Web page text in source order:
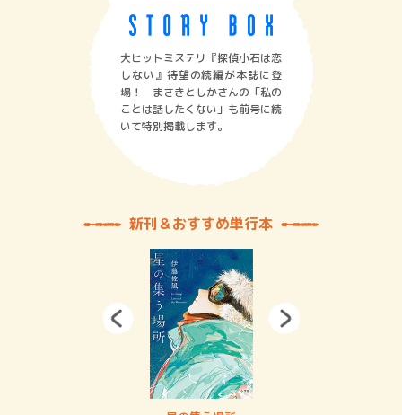
大ヒットミステリ『探偵小石は恋
しない』待望の続編が本誌に登
場！ まさきとしかさんの「私の
ことは話したくない」も前号に続
いて特別掲載します。
新刊＆おすすめ単行本